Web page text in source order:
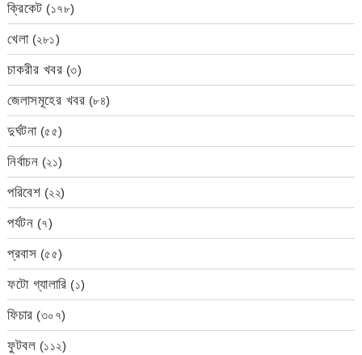
ক্রিকেট (১৭৮)
খেলা(২৮১)
চাকরীর খবর (৩)
জেলাসমূহের খবর (৮৪)
দুর্ঘটনা(৫৫)
নির্বাচন (২১)
পরিবেশ (২২)
পর্যটন (৭)
প্রবাস (৫৫)
ফটো গ্যালারি (১)
ফিচার (৩০৭)
ফুটবল (১১২)